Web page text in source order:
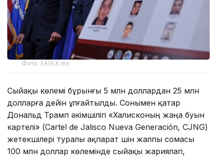
Фото: EAGLE.mn
Сыйақы көлемі бұрынғы 5 млн доллардан 25 млн
долларға дейін ұлғайтылды. Сонымен қатар
Дональд Трамп әкімшілігі «Халисконың жаңа буын
картелі» (Cartel de Jalisco Nueva Generación, CJNG)
жетекшілері туралы ақпарат үшін жалпы сомасы
100 млн доллар көлемінде сыйақы жариялап,